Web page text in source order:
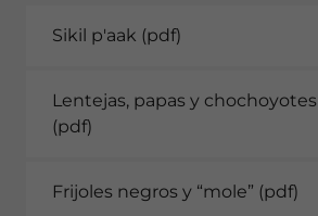
Sikil p'aak (pdf)
Lentejas, papas y chochoyotes
(pdf)
Frijoles negros y “mole” (pdf)